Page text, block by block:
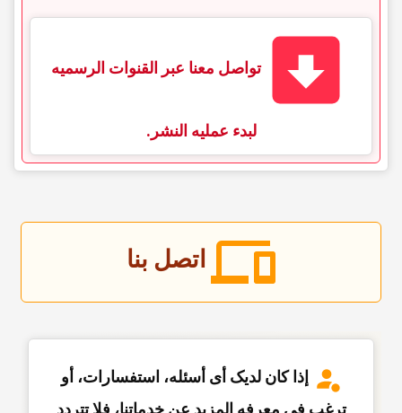
تواصل معنا عبر القنوات الرسمیه
لبدء عملیه النشر.
اتصل بنا
إذا کان لدیک أی أسئله، استفسارات، أو
ترغب فی معرفه المزید عن خدماتنا، فلا تتردد